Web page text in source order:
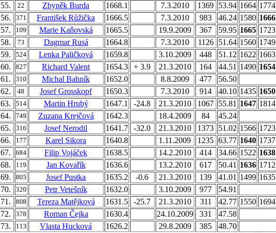
55.
22 Zbyněk Burda 1668.1 7.3.2010 1369 53.94 1664 1774
56.
371 František Růžička 1666.5 7.3.2010 983 46.24 1580 1666
57.
109 Marie Kaňovská 1665.5 19.9.2009 367 59.95 1665 1723
58.
73 Dagmar Rusá 1664.8 7.3.2010 1126 51.64 1560 1749
59.
524 Lenka Paličková 1659.8 3.10.2009 448 51.12 1622 1663
60.
827 Richard Valent 1654.3 + 3.9 21.3.2010 164 44.51 1490 1654
61.
310 Michal Bahník 1652.0 8.8.2009 477 56.50
62.
48 Josef Grosskopf 1650.3 7.3.2010 914 40.10 1435 1650
63.
514 Martin Hrubý 1647.1 -24.8 21.3.2010 1067 55.81 1647 1814
64.
749 Zuzana Krejčová 1642.3 18.4.2009 84 45.24
65.
316 Josef Nerodil 1641.7 -32.0 21.3.2010 1373 51.02 1566 1723
66.
177 Karel Sikora 1640.8 1.11.2009 1235 63.77 1640 1737
67.
684 Filip Vojáček 1638.5 14.2.2010 414 34.66 1522 1638
68.
119 Jan Kovařík 1636.6 13.2.2010 617 50.41 1636 1712
69.
805 Josef Pustka 1635.2 -0.6 21.3.2010 139 41.01 1499 1635
70.
320 Petr Vetešník 1632.0 3.10.2009 977 54.91
71.
808 Tereza Matějková 1631.5 -25.7 21.3.2010 311 42.77 1550 1694
72.
378 Roman Čejka 1630.4 24.10.2009 331 47.58
73.
113 Vlasta Hucková 1626.2 29.8.2009 385 48.70